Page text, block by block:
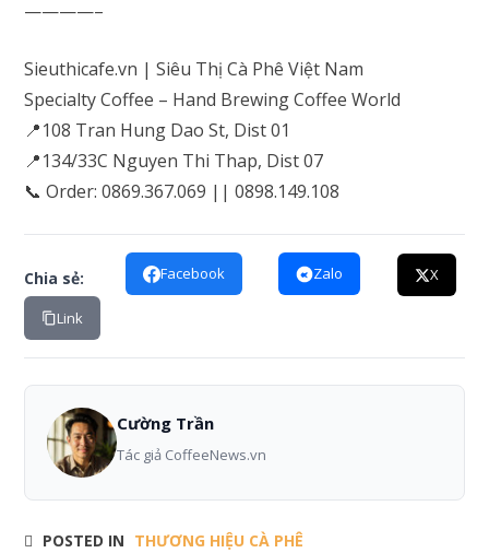
————–
Sieuthicafe.vn | Siêu Thị Cà Phê Việt Nam
Specialty Coffee – Hand Brewing Coffee World
📍108 Tran Hung Dao St, Dist 01
📍134/33C Nguyen Thi Thap, Dist 07
📞 Order: 0869.367.069 || 0898.149.108
Chia sẻ: Facebook Zalo X
Link
Cường Trần
Tác giả CoffeeNews.vn
POSTED IN THƯƠNG HIỆU CÀ PHÊ